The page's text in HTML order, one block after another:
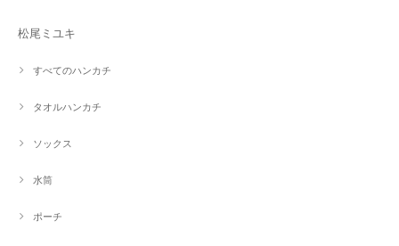
松尾ミユキ
すべてのハンカチ
タオルハンカチ
ソックス
水筒
ポーチ